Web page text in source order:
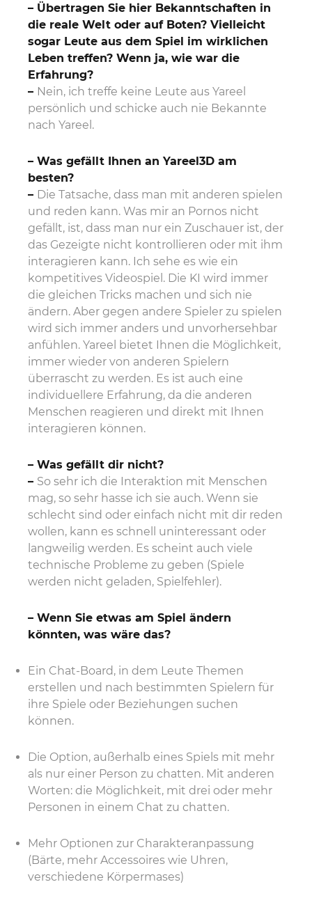
– Übertragen Sie hier Bekanntschaften in
die reale Welt oder auf Boten? Vielleicht
sogar Leute aus dem Spiel im wirklichen
Leben treffen? Wenn ja, wie war die
Erfahrung?
– Nein, ich treffe keine Leute aus Yareel
persönlich und schicke auch nie Bekannte
nach Yareel.
– Was gefällt Ihnen an Yareel3D am
besten?
– Die Tatsache, dass man mit anderen spielen
und reden kann. Was mir an Pornos nicht
gefällt, ist, dass man nur ein Zuschauer ist, der
das Gezeigte nicht kontrollieren oder mit ihm
interagieren kann. Ich sehe es wie ein
kompetitives Videospiel. Die KI wird immer
die gleichen Tricks machen und sich nie
ändern. Aber gegen andere Spieler zu spielen
wird sich immer anders und unvorhersehbar
anfühlen. Yareel bietet Ihnen die Möglichkeit,
immer wieder von anderen Spielern
überrascht zu werden. Es ist auch eine
individuellere Erfahrung, da die anderen
Menschen reagieren und direkt mit Ihnen
interagieren können.
– Was gefällt dir nicht?
– So sehr ich die Interaktion mit Menschen
mag, so sehr hasse ich sie auch. Wenn sie
schlecht sind oder einfach nicht mit dir reden
wollen, kann es schnell uninteressant oder
langweilig werden. Es scheint auch viele
technische Probleme zu geben (Spiele
werden nicht geladen, Spielfehler).
– Wenn Sie etwas am Spiel ändern
könnten, was wäre das?
Ein Chat-Board, in dem Leute Themen
erstellen und nach bestimmten Spielern für
ihre Spiele oder Beziehungen suchen
können.
Die Option, außerhalb eines Spiels mit mehr
als nur einer Person zu chatten. Mit anderen
Worten: die Möglichkeit, mit drei oder mehr
Personen in einem Chat zu chatten.
Mehr Optionen zur Charakteranpassung
(Bärte, mehr Accessoires wie Uhren,
verschiedene Körpermases)